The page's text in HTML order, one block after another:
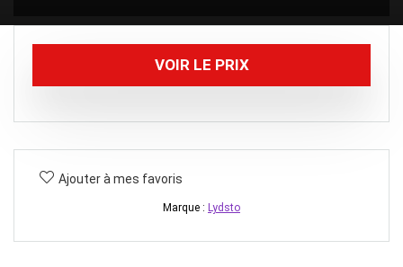
VOIR LE PRIX
Ajouter à mes favoris
Marque : Lydsto